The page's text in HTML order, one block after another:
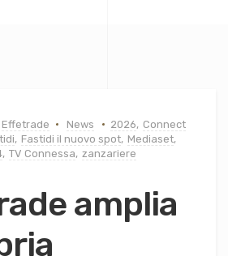
Effetrade News 2026, Connect
, Fastidi il nuovo spot, Mediaset,
, TV Connessa, zanzariere
amplia